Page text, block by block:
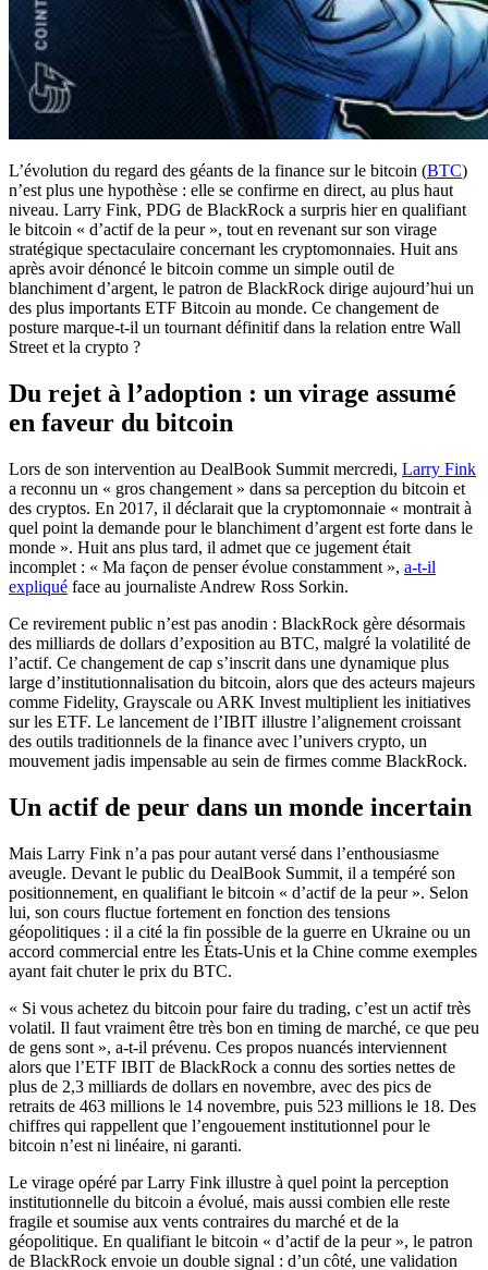
L’évolution du regard des géants de la finance sur le bitcoin (BTC)
n’est plus une hypothèse : elle se confirme en direct, au plus haut
niveau. Larry Fink, PDG de BlackRock a surpris hier en qualifiant
le bitcoin « d’actif de la peur », tout en revenant sur son virage
stratégique spectaculaire concernant les cryptomonnaies. Huit ans
après avoir dénoncé le bitcoin comme un simple outil de
blanchiment d’argent, le patron de BlackRock dirige aujourd’hui un
des plus importants ETF Bitcoin au monde. Ce changement de
posture marque-t-il un tournant définitif dans la relation entre Wall
Street et la crypto ?
Du rejet à l’adoption : un virage assumé
en faveur du bitcoin
Lors de son intervention au DealBook Summit mercredi, Larry Fink
a reconnu un « gros changement » dans sa perception du bitcoin et
des cryptos. En 2017, il déclarait que la cryptomonnaie « montrait à
quel point la demande pour le blanchiment d’argent est forte dans le
monde ». Huit ans plus tard, il admet que ce jugement était
incomplet : « Ma façon de penser évolue constamment », a-t-il
expliqué face au journaliste Andrew Ross Sorkin.
Ce revirement public n’est pas anodin : BlackRock gère désormais
des milliards de dollars d’exposition au BTC, malgré la volatilité de
l’actif. Ce changement de cap s’inscrit dans une dynamique plus
large d’institutionnalisation du bitcoin, alors que des acteurs majeurs
comme Fidelity, Grayscale ou ARK Invest multiplient les initiatives
sur les ETF. Le lancement de l’IBIT illustre l’alignement croissant
des outils traditionnels de la finance avec l’univers crypto, un
mouvement jadis impensable au sein de firmes comme BlackRock.
Un actif de peur dans un monde incertain
Mais Larry Fink n’a pas pour autant versé dans l’enthousiasme
aveugle. Devant le public du DealBook Summit, il a tempéré son
positionnement, en qualifiant le bitcoin « d’actif de la peur ». Selon
lui, son cours fluctue fortement en fonction des tensions
géopolitiques : il a cité la fin possible de la guerre en Ukraine ou un
accord commercial entre les États-Unis et la Chine comme exemples
ayant fait chuter le prix du BTC.
« Si vous achetez du bitcoin pour faire du trading, c’est un actif très
volatil. Il faut vraiment être très bon en timing de marché, ce que peu
de gens sont », a-t-il prévenu. Ces propos nuancés interviennent
alors que l’ETF IBIT de BlackRock a connu des sorties nettes de
plus de 2,3 milliards de dollars en novembre, avec des pics de
retraits de 463 millions le 14 novembre, puis 523 millions le 18. Des
chiffres qui rappellent que l’engouement institutionnel pour le
bitcoin n’est ni linéaire, ni garanti.
Le virage opéré par Larry Fink illustre à quel point la perception
institutionnelle du bitcoin a évolué, mais aussi combien elle reste
fragile et soumise aux vents contraires du marché et de la
géopolitique. En qualifiant le bitcoin « d’actif de la peur », le patron
de BlackRock envoie un double signal : d’un côté, une validation